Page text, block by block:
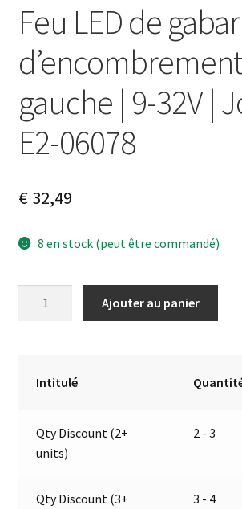
Feu LED de
d’encombrement
gauche | 9-32V |
E2-06078
€32,49
8 en stock (peut être commandé)
gauche
32V
Ajouter au panier
Intitulé
Qty Discount (2+
units)
2 - 3
Qty Discount (3+
3 - 4